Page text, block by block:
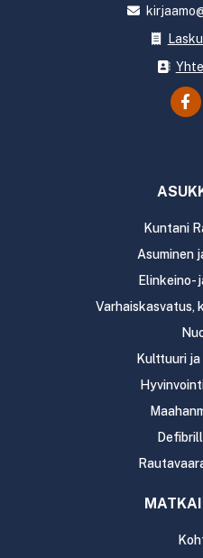
Kuntani
Asuminen
Elinkeino-
Varhaiskasvatus,
Kulttuuri